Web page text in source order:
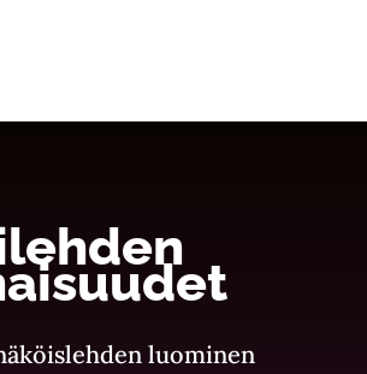
luominen